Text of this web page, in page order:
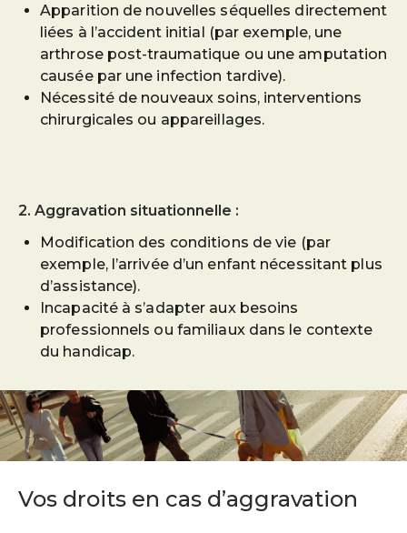
Apparition de nouvelles séquelles directement
liées à l’accident initial (par exemple, une
arthrose post-traumatique ou une amputation
causée par une infection tardive).
Nécessité de nouveaux soins, interventions
chirurgicales ou appareillages.
2. Aggravation situationnelle :
Modification des conditions de vie (par
exemple, l’arrivée d’un enfant nécessitant plus
d’assistance).
Incapacité à s’adapter aux besoins
professionnels ou familiaux dans le contexte
du handicap.
Vos droits en cas d’aggravation